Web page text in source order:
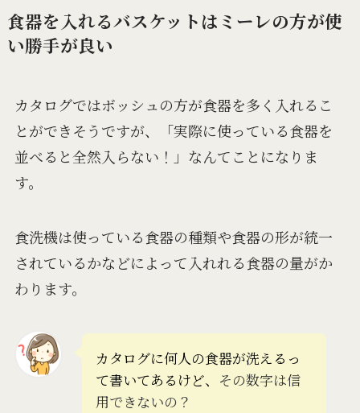
食器を入れるバスケットはミーレの方が使
い勝手が良い
カタログではボッシュの方が食器を多く入れるこ
とができそうですが、「実際に使っている食器を
並べると全然入らない！」なんてことになりま
す。
食洗機は使っている食器の種類や食器の形が統一
されているかなどによって入れれる食器の量がか
わります。
カタログに何人の食器が洗えるっ
て書いてあるけど、 その数字は信
用できないの？